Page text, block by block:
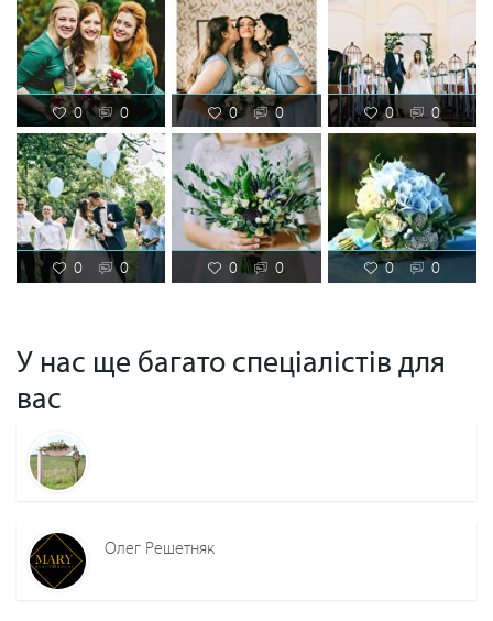
0 0 0 0 0 0
0 0 0 0 0 0
У нас ще багато спеціалістів для
вас
Олег Решетняк